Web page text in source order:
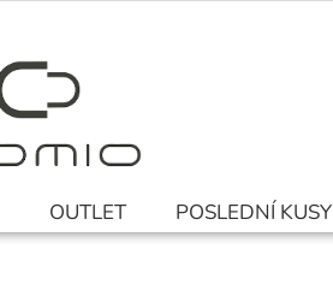
OUTLET POSLEDNÍ KUSY